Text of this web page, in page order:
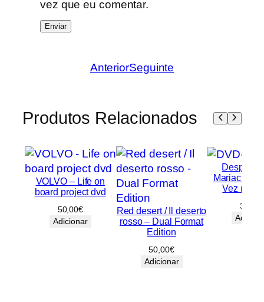
vez que eu comentar.
AnteriorSeguinte
Produtos Relacionados
VOLVO – Life on
board project dvd
50,00€
Adicionar
Red desert / Il deserto
rosso – Dual Format
Edition
50,00€
Adicionar
Mariachi /
Vez no
30,00